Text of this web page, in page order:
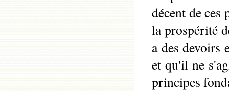
décent de ces
la prospérité
a des devoirs
et qu'il ne
principes